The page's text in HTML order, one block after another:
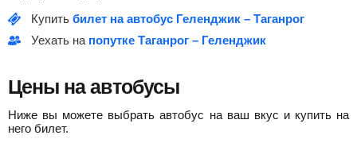
Купить билет на автобус Геленджик – Таганрог
Уехать на попутке Таганрог – Геленджик
Цены на автобусы
Ниже вы можете выбрать автобус на ваш вкус и купить на
него билет.